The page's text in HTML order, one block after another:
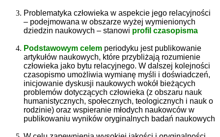
Problematyka człowieka w aspekcie jego relacyjności
– podejmowana w obszarze wyżej wymienionych
dziedzin naukowych – stanowi profil czasopisma
Podstawowym celem periodyku jest publikowanie
artykułów naukowych, które przybliżają rozumienie
człowieka jako bytu relacyjnego. W dalszej kolejności
czasopismo umożliwia wymianę myśli i doświadczeń,
inicjowanie dyskusji naukowych wokół bieżących
problemów dotyczących człowieka (z obszaru nauk
humanistycznych, społecznych, teologicznych i nauk o
rodzinie) oraz wspieranie młodych naukowców w
publikowaniu wyników oryginalnych badań naukowych